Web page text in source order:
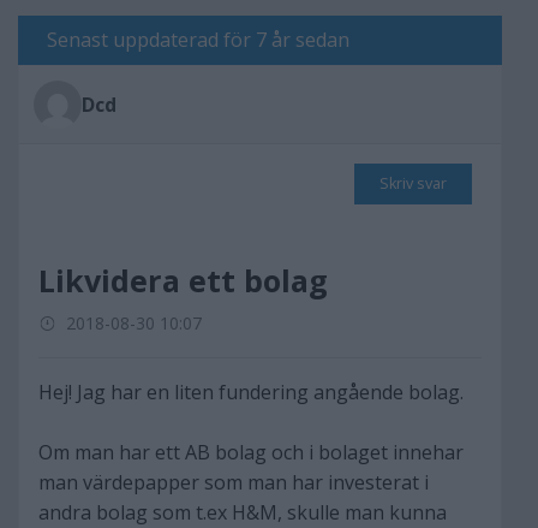
Senast uppdaterad för 7 år sedan
Dcd
Skriv svar
Likvidera ett bolag
2018-08-30 10:07
Hej! Jag har en liten fundering angående bolag.
Om man har ett AB bolag och i bolaget innehar
man värdepapper som man har investerat i
andra bolag som t.ex H&M, skulle man kunna